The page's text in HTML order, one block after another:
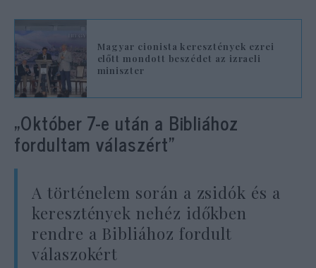
Magyar cionista keresztények ezrei
előtt mondott beszédet az izraeli
miniszter
„Október 7-e után a Bibliához
fordultam válaszért”
A történelem során a zsidók és a
keresztények nehéz időkben
rendre a Bibliához fordult
válaszokért